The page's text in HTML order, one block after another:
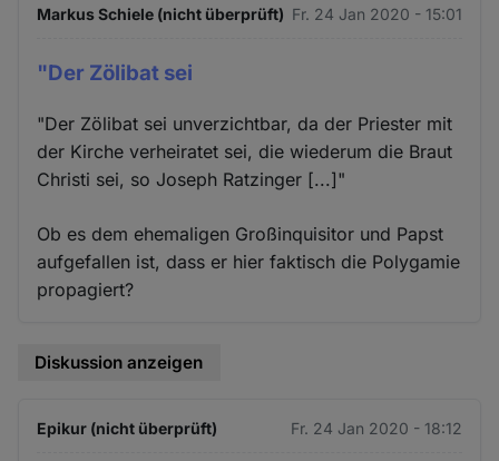
Markus Schiele (nicht überprüft) Fr. 24 Jan 2020 - 15:01
"Der Zölibat sei
"Der Zölibat sei unverzichtbar, da der Priester mit
der Kirche verheiratet sei, die wiederum die Braut
Christi sei, so Joseph Ratzinger [...]"
Ob es dem ehemaligen Großinquisitor und Papst
aufgefallen ist, dass er hier faktisch die Polygamie
propagiert?
Diskussion anzeigen
Epikur (nicht überprüft) Fr. 24 Jan 2020 - 18:12